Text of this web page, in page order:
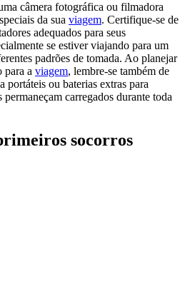
câmera fotográfica ou filmadora
da sua viagem. Certifique-se de
adequados para seus
se estiver viajando para um
padrões de tomada. Ao planejar
para a viagem, lembre-se também de
portáteis ou baterias extras para
carregados durante toda
socorros